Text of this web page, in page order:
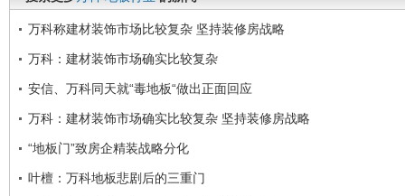
万科称建材装饰市场比较复杂 坚持装修房战略
万科：建材装饰市场确实比较复杂
安信、万科同天就“毒地板“做出正面回应
万科：建材装饰市场确实比较复杂 坚持装修房战略
“地板门”致房企精装战略分化
叶檀：万科地板悲剧后的三重门